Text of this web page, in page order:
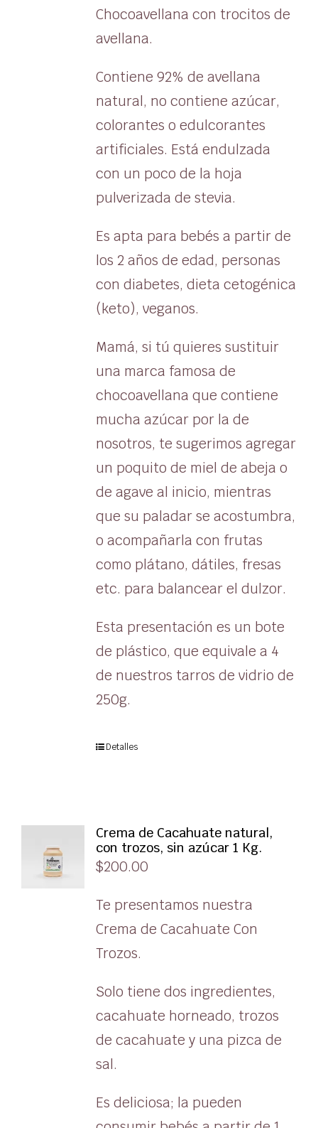
Chocoavellana con trocitos de
avellana.
Contiene 92% de avellana
natural, no contiene azúcar,
colorantes o edulcorantes
artificiales. Está endulzada
con un poco de la hoja
pulverizada de stevia.
Es apta para bebés a partir de
los 2 años de edad, personas
con diabetes, dieta cetogénica
(keto), veganos.
Mamá, si tú quieres sustituir
una marca famosa de
chocoavellana que contiene
mucha azúcar por la de
nosotros, te sugerimos agregar
un poquito de miel de abeja o
de agave al inicio, mientras
que su paladar se acostumbra,
o acompañarla con frutas
como plátano, dátiles, fresas
etc. para balancear el dulzor.
Esta presentación es un bote
de plástico, que equivale a 4
de nuestros tarros de vidrio de
250g.
Detalles
Crema de Cacahuate natural,
con trozos, sin azúcar 1 Kg.
$200.00
Te presentamos nuestra
Crema de Cacahuate Con
Trozos.
Solo tiene dos ingredientes,
cacahuate horneado, trozos
de cacahuate y una pizca de
sal.
Es deliciosa; la pueden